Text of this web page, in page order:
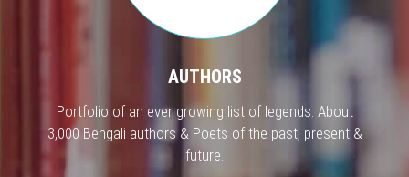
AUTHORS
Portfolio of an ever growing list of legends. About
3,000 Bengali authors & Poets of the past, present &
future.